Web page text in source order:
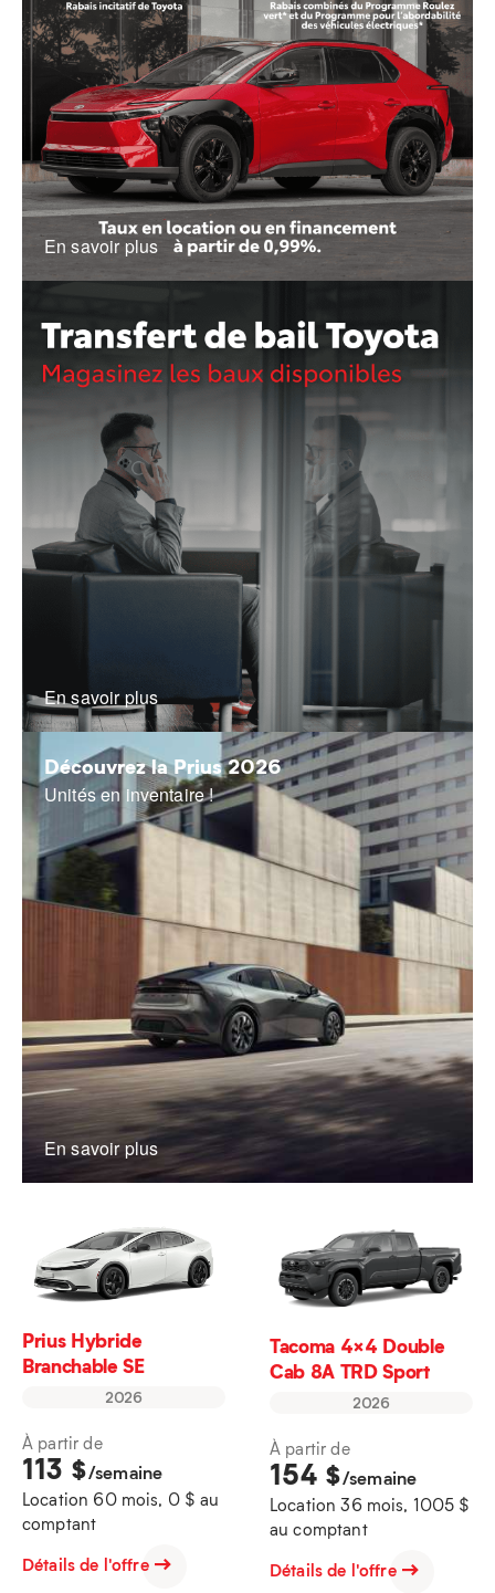
En savoir plus
En savoir plus
Découvrez la Prius 2026
Unités en inventaire !
En savoir plus
Prius Hybride
Branchable SE
2026
À partir de
113 $/semaine
Location 60 mois, 0 $ au
comptant
Détails de l'offre
Tacoma 4×4 Double
Cab 8A TRD Sport
2026
À partir de
154 $/semaine
Location 36 mois, 1005 $
au comptant
Détails de l'offre